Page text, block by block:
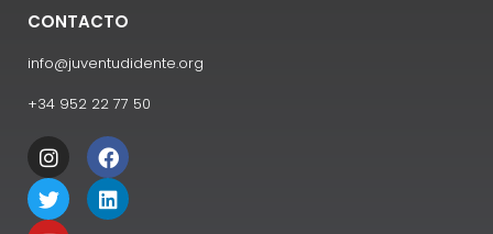
CONTACTO
info@juventudidente.org
+34 952 22 77 50